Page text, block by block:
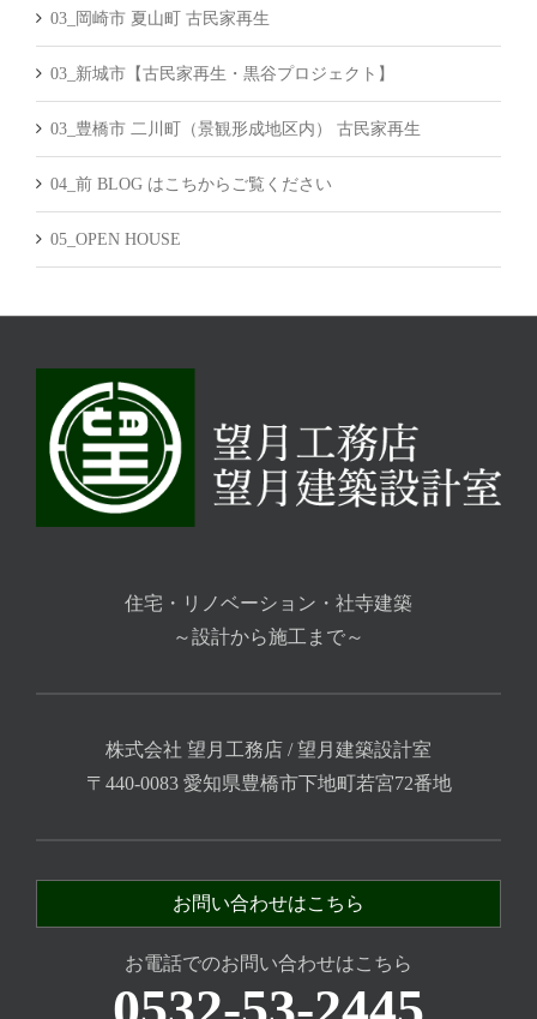
03_岡崎市 夏山町 古民家再生
03_新城市【古民家再生・黒谷プロジェクト】
03_豊橋市 二川町（景観形成地区内） 古民家再生
04_前 BLOG はこちからご覧ください
05_OPEN HOUSE
住宅・リノベーション・社寺建築
～設計から施工まで～
株式会社 望月工務店 / 望月建築設計室
〒440-0083 愛知県豊橋市下地町若宮72番地
お問い合わせはこちら
お電話でのお問い合わせはこちら